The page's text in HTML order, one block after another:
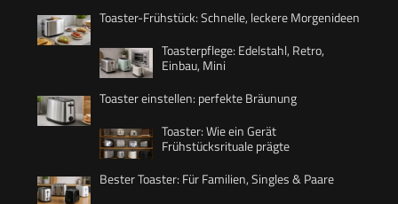
Toaster-Frühstück: Schnelle, leckere Morgenideen
Toasterpflege: Edelstahl, Retro,
Einbau, Mini
Toaster einstellen: perfekte Bräunung
Toaster: Wie ein Gerät
Frühstücksrituale prägte
Bester Toaster: Für Familien, Singles & Paare